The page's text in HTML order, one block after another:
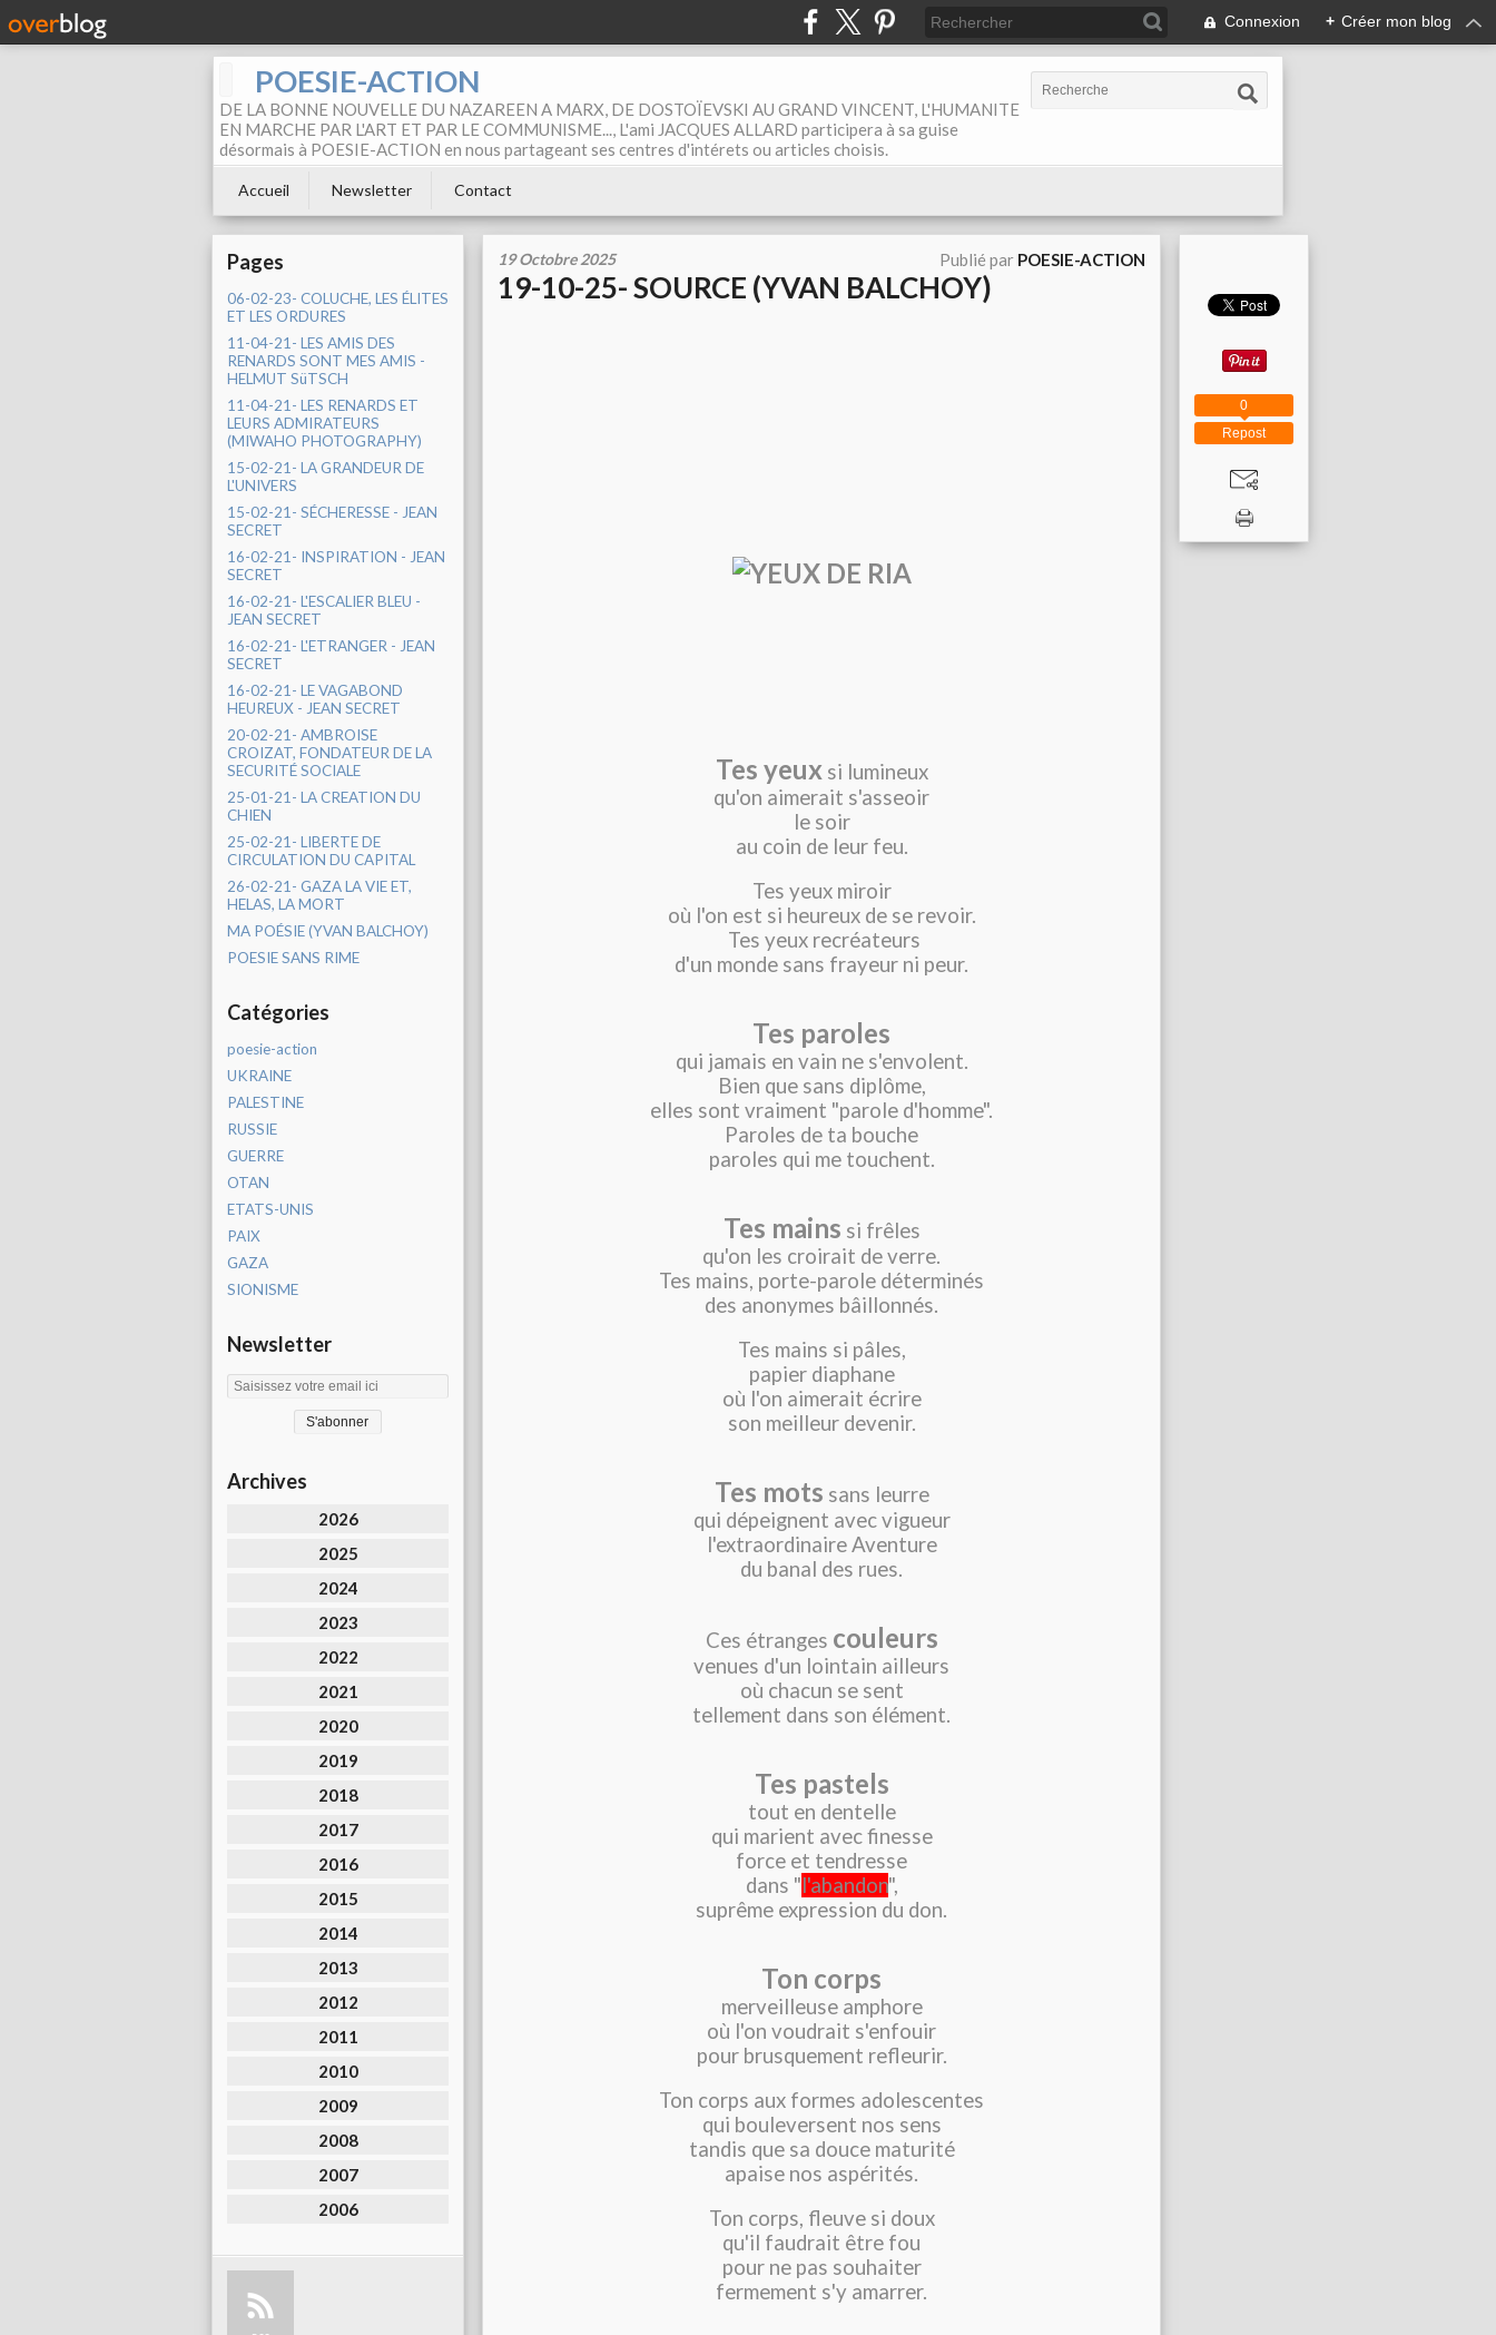
Connexion + Créer mon blog
POESIE-ACTION
DE LA BONNE NOUVELLE DU NAZAREEN A MARX, DE DOSTOÏEVSKI AU GRAND VINCENT, L'HUMANITE
EN MARCHE PAR L'ART ET PAR LE COMMUNISME..., L'ami JACQUES ALLARD participera à sa guise
désormais à POESIE-ACTION en nous partageant ses centres d'intérets ou articles choisis.
Accueil Newsletter Contact
Pages
06-02-23- COLUCHE, LES ÉLITES
ET LES ORDURES
11-04-21- LES AMIS DES
RENARDS SONT MES AMIS -
HELMUT SüTSCH
11-04-21- LES RENARDS ET
LEURS ADMIRATEURS
(MIWAHO PHOTOGRAPHY)
15-02-21- LA GRANDEUR DE
L'UNIVERS
15-02-21- SÉCHERESSE - JEAN
SECRET
16-02-21- INSPIRATION - JEAN
SECRET
16-02-21- L'ESCALIER BLEU -
JEAN SECRET
16-02-21- L'ETRANGER - JEAN
SECRET
16-02-21- LE VAGABOND
HEUREUX - JEAN SECRET
20-02-21- AMBROISE
CROIZAT, FONDATEUR DE LA
SECURITÉ SOCIALE
25-01-21- LA CREATION DU
CHIEN
25-02-21- LIBERTE DE
CIRCULATION DU CAPITAL
26-02-21- GAZA LA VIE ET,
HELAS, LA MORT
MA POÉSIE (YVAN BALCHOY)
POESIE SANS RIME
Catégories
poesie-action
UKRAINE
PALESTINE
RUSSIE
GUERRE
OTAN
ETATS-UNIS
PAIX
GAZA
SIONISME
Newsletter
Archives
2026
2025
2024
2023
2022
2021
2020
2019
2018
2017
2016
2015
2014
2013
2012
2011
2010
2009
2008
2007
2006
19 Octobre 2025 Publié par POESIE-ACTION
19-10-25- SOURCE (YVAN BALCHOY)
Tes yeux si lumineux
qu'on aimerait s'asseoir
le soir
au coin de leur feu.
Tes yeux miroir
où l'on est si heureux de se revoir.
Tes yeux recréateurs
d'un monde sans frayeur ni peur.
Tes paroles
qui jamais en vain ne s'envolent.
Bien que sans diplôme,
elles sont vraiment "parole d'homme".
Paroles de ta bouche
paroles qui me touchent.
Tes mains si frêles
qu'on les croirait de verre.
Tes mains, porte-parole déterminés
des anonymes bâillonnés.
Tes mains si pâles,
papier diaphane
où l'on aimerait écrire
son meilleur devenir.
Tes mots sans leurre
qui dépeignent avec vigueur
l'extraordinaire Aventure
du banal des rues.
Ces étranges couleurs
venues d'un lointain ailleurs
où chacun se sent
tellement dans son élément.
Tes pastels
tout en dentelle
qui marient avec finesse
force et tendresse
dans "l'abandon",
suprême expression du don.
Ton corps
merveilleuse amphore
où l'on voudrait s'enfouir
pour brusquement refleurir.
Ton corps aux formes adolescentes
qui bouleversent nos sens
tandis que sa douce maturité
apaise nos aspérités.
Ton corps, fleuve si doux
qu'il faudrait être fou
pour ne pas souhaiter
fermement s'y amarrer.
Repost
0